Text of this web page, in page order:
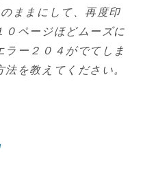
ままにして、再度印
０ページほどムーズに
ー２０４がでてしま
を教えてください。